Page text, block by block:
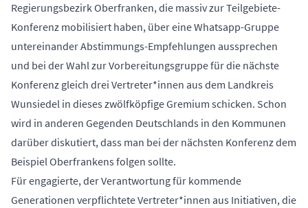
Regierungsbezirk Oberfranken, die massiv zur Teilgebiete-
Konferenz mobilisiert haben, über eine Whatsapp-Gruppe
untereinander Abstimmungs-Empfehlungen aussprechen
und bei der Wahl zur Vorbereitungsgruppe für die nächste
Konferenz gleich drei Vertreter*innen aus dem Landkreis
Wunsiedel in dieses zwölfköpfige Gremium schicken. Schon
wird in anderen Gegenden Deutschlands in den Kommunen
darüber diskutiert, dass man bei der nächsten Konferenz dem
Beispiel Oberfrankens folgen sollte.
Für engagierte, der Verantwortung für kommende
Generationen verpflichtete Vertreter*innen aus Initiativen, die